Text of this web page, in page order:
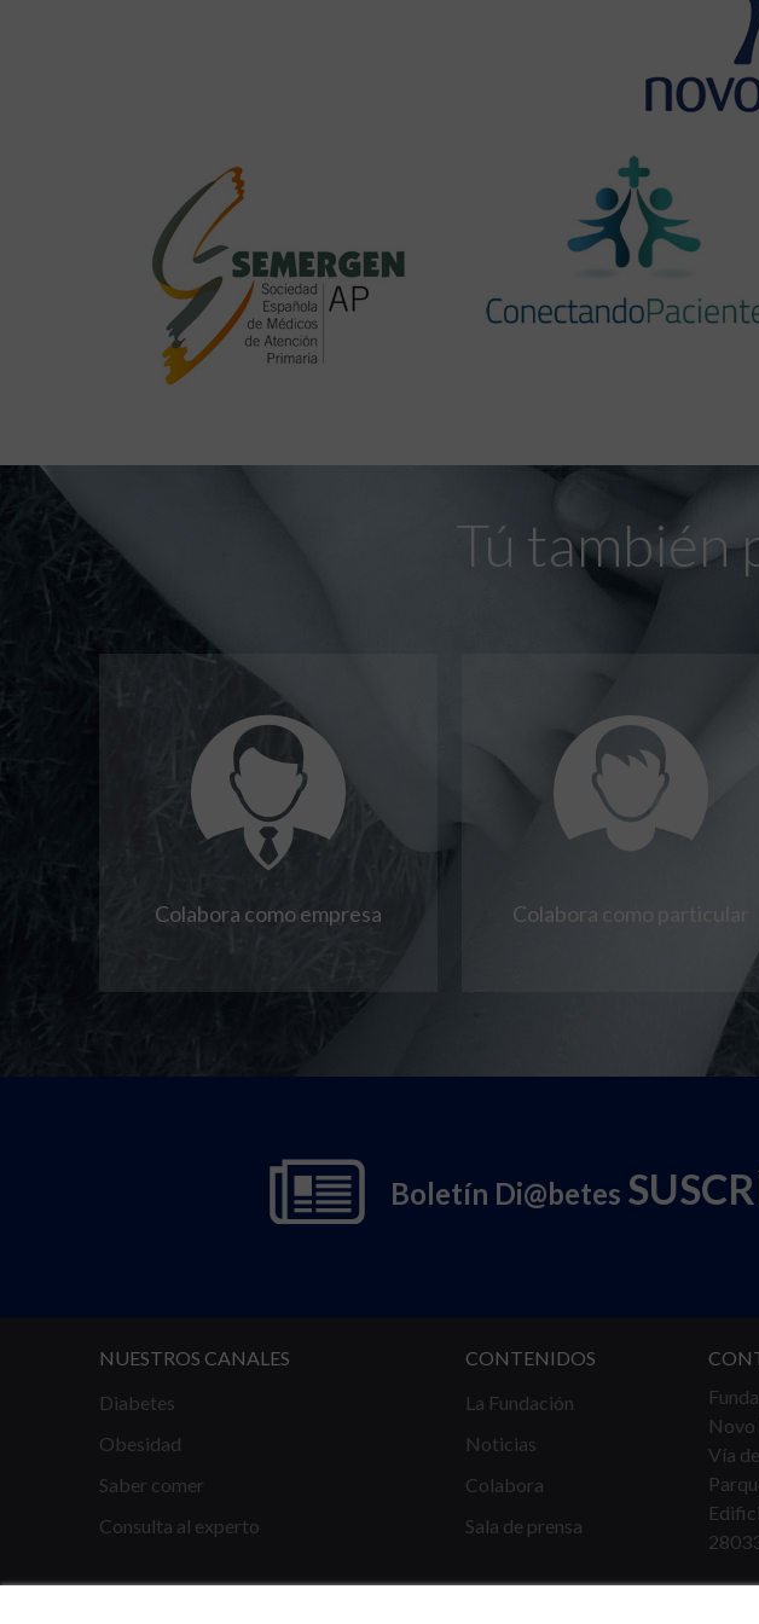
Tú también
Colabora como empresa Colabora como particular
Boletín Di@betes
NUESTROS CANALES
Diabetes
Obesidad
Saber comer
Consulta al experto
CONTENIDOS
La Fundación
Noticias
Colabora
Sala de prensa
Vía